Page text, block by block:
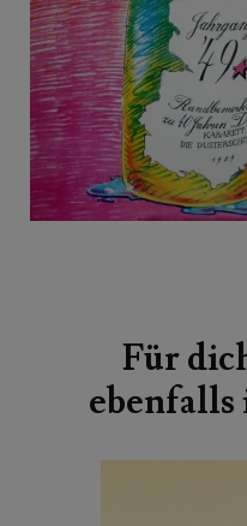
Für
ebenfalls